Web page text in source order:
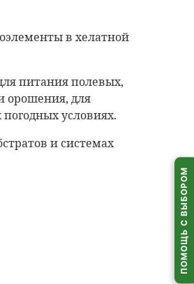
в хелатной
питания полевых,
орошения, для
условиях.
и системах
ПОМОЩЬ С ВЫБОРОМ